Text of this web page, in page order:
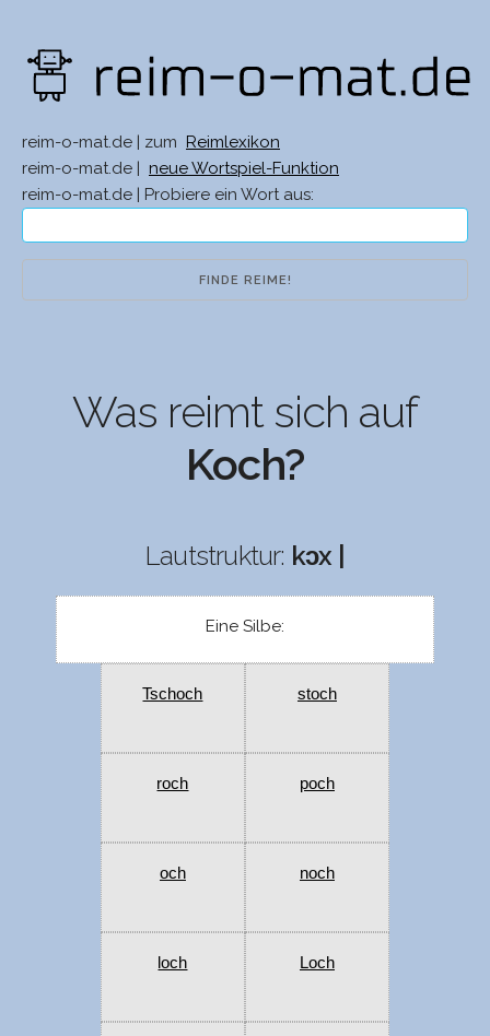
reim-o-mat.de | zum
Reimlexikon
reim-o-mat.de |
neue Wortspiel-Funktion
reim-o-mat.de | Probiere ein Wort aus:
Was reimt sich auf
Koch?
Lautstruktur: kɔx |
Eine Silbe:
Tschoch stoch
roch poch
och noch
loch Loch